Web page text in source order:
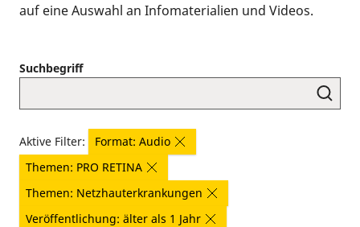
auf eine Auswahl an Infomaterialien und Videos.
Suchbegriff
Aktive Filter:
Format: Audio
Themen: PRO RETINA
Themen: Netzhauterkrankungen
Veröffentlichung: älter als 1 Jahr